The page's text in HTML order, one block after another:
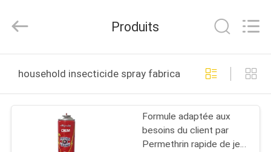
PRODUITS
Developed
Produits
household insecticide spray fabrication en ligne
Formule adaptée aux
besoins du client par
Permethrin rapide de jet